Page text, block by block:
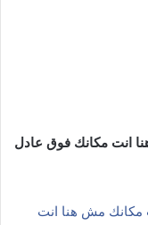
انت مكانك فوق عادل
مش هنا انت